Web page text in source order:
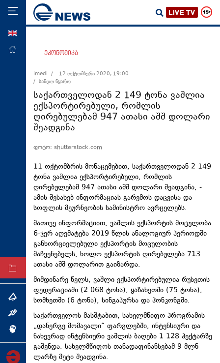
მთავარი
ეკონომიკა
მსოფლიო
ჯანდაცვა
საზოგადოება
სამართალი
თავდაცვა
რეგიონი
კულტურა
სპორტი
ტაბლოიდი
თემა
ინტერვიუ
ინქვიზიცია
ეკონომიკა
imedi /
12 ოქტომბერი 2020, 19:00
/ სანდო წყარო
საქართველოდან 2 149 ტონა ვაშლია
ექსპორტირებული, რომლის
ღირებულებამ 947 ათასი აშშ დოლარი
შეადგინა
ფოტო: shutterstock.com
11 ოქტომბრის მონაცემებით, საქართველოდან 2 149
ტონა ვაშლია ექსპორტირებული, რომლის
ღირებულებამ 947 ათასი აშშ დოლარი შეადგინა, -
ამის შესახებ ინფორმაციას გარემოს დაცვისა და
სოფლის მეურნეობის სამინისტრო ავრცელებს.
მათივე ინფორმაციით, ვაშლის ექსპორტის მოცულობა
6-ჯერ აღემატება 2019 წლის ანალოგიურ პერიოდში
განხორციელებული ექსპორტის მოცულობის
მაჩვენებელს, ხოლო ექსპორტის ღირებულება 713
ათასი აშშ დოლარით გაიზარდა.
მიმდინარე წელს, ვაშლი ექსპორტირებულია რუსეთის
ფედერაციაში (2 068 ტონა), ყაზახეთში (75 ტონა),
სომხეთში (6 ტონა), სინგაპურსა და ჰონკონგში.
საქართველოს მასშტაბით, სახელმწიფო პროგრამის
„დანერგე მომავალი“ ფარგლებში, ინტენსიური და
ნახევრად ინტენსიური ვაშლის ბაღები 1 128 ჰექტარზე
გაშენდა. სახელმწიფოს თანადაფინანსებამ 9 მლნ
ლარზე მეტი შეადგინა.